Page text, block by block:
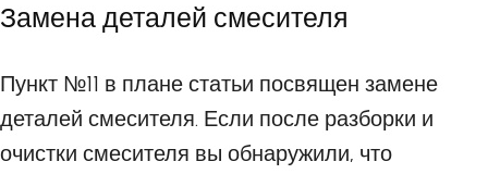
Замена деталей смесителя
Пункт №11 в плане статьи посвящен замене
деталей смесителя. Если после разборки и
очистки смесителя вы обнаружили, что